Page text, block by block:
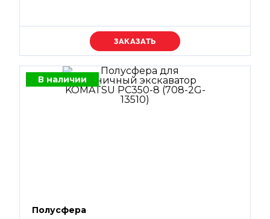
Уточняйте цену
В наличии
Полусфера